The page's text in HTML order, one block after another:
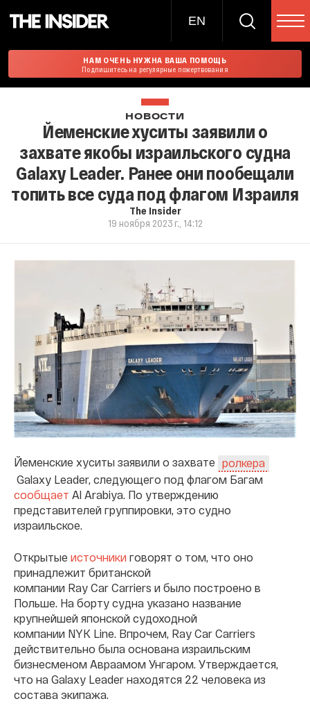
EN
НАМ ОЧЕНЬ НУЖНА ВАША ПОМОЩЬ
Подпишитесь на регулярные пожертвования
НОВОСТИ
Йеменские хуситы заявили о
захвате якобы израильского судна
Galaxy Leader. Ранее они пообещали
топить все суда под флагом Израиля
The Insider
19 ноября 2023 г., 14:12
Йеменские хуситы заявили о захвате ролкера
Galaxy Leader, следующего под флагом Багам
сообщает Al Arabiya. По утверждению
представителей группировки, это судно
израильское.
Открытые источники говорят о том, что оно
принадлежит британской
компании Ray Car Carriers и было построено в
Польше. На борту судна указано название
крупнейшей японской судоходной
компании NYK Line. Впрочем, Ray Car Carriers
действительно была основана израильским
бизнесменом Авраамом Унгаром. Утверждается,
что на Galaxy Leader находятся 22 человека из
состава экипажа.